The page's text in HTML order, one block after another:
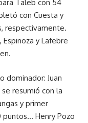
Taleb con 54
con Cuesta y
respectivamente.
y Lafebre
dominador: Juan
resumió con la
y primer
puntos… Henry Pozo